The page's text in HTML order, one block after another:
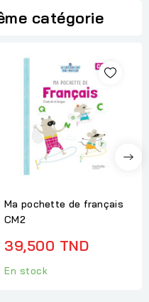
catégorie
Ma pochette de français
CM2
39,500 TND
En stock